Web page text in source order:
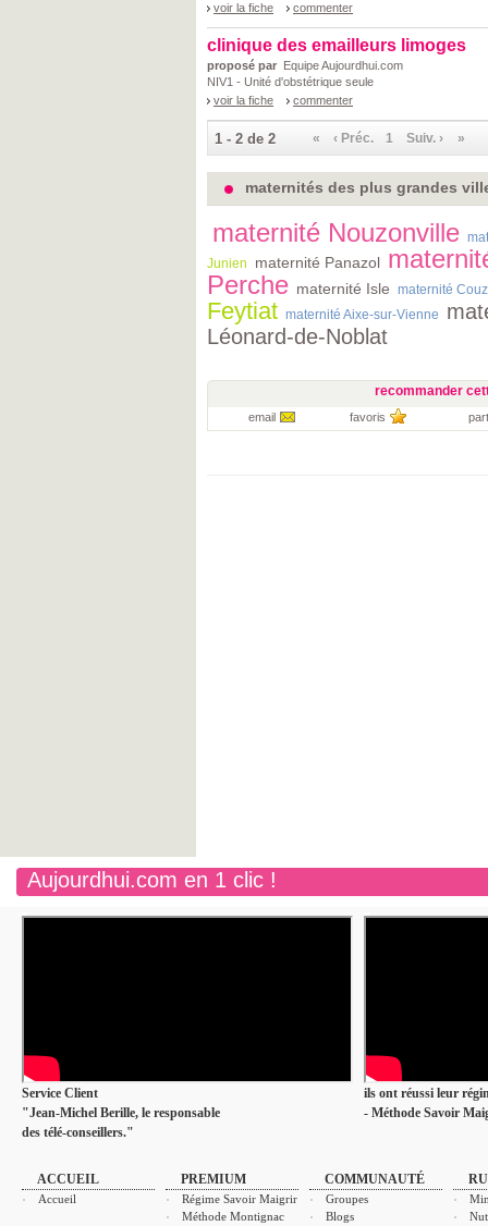
voir la fiche
commenter
clinique des emailleurs limoges
proposé par Equipe Aujourdhui.com
NIV1 - Unité d'obstétrique seule
voir la fiche
commenter
1 - 2 de 2 « ‹ Préc. 1 Suiv. › »
maternités des plus grandes
maternité Nouzonville
Junien
maternité Panazol
Perche maternité Isle maternité
Feytiat maternité Aixe-sur-Vienne
Léonard-de-Noblat
recommander
email favoris
Aujourdhui.com en 1 clic !
Service Client
"Jean-Michel Berille, le responsable
des télé-conseillers."
ils ont réussi leur
- Méthode Savoir
ACCUEIL
Accueil
PREMIUM
Régime Savoir Maigrir
Méthode Montignac
COMMUNAUTÉ
Groupes
Blogs